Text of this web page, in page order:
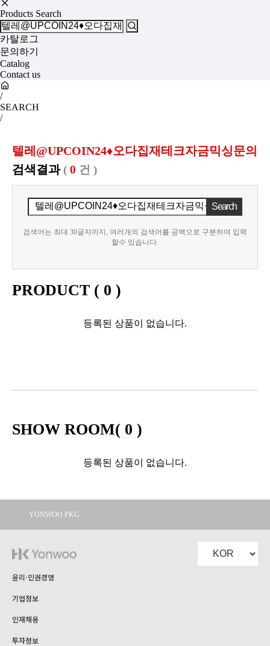
Products Search
카탈로그
문의하기
Catalog
Contact us
/
SEARCH
/
텔레@UPCOIN24♦오다집재테크자금믹싱문의
검색결과 ( 0 건 )
검색어는 최대 30글자까지, 여러개의 검색어를 공백으로 구분하여 입력
할수 있습니다.
PRODUCT ( 0 )
등록된 상품이 없습니다.
SHOW ROOM( 0 )
등록된 상품이 없습니다.
YONWOO PKG
IMPORTLIMITED
AROMATIC
윤리·인권경영
기업정보
인재채용
투자정보